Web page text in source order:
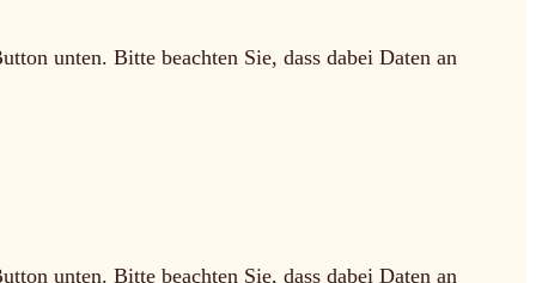
unten. Bitte beachten Sie, dass dabei Daten an
unten. Bitte beachten Sie, dass dabei Daten an